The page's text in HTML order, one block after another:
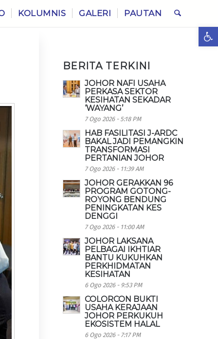
KOLUMNIS GALERI PAUTAN
BERITA TERKINI
JOHOR NAFI USAHA
PERKASA SEKTOR
KESIHATAN SEKADAR
‘WAYANG’
7 Ogo 2026 - 5:18 PM
HAB FASILITASI J-ARDC
BAKAL JADI PEMANGKIN
TRANSFORMASI
PERTANIAN JOHOR
7 Ogo 2026 - 11:39 AM
JOHOR GERAKKAN 96
PROGRAM GOTONG-
ROYONG BENDUNG
PENINGKATAN KES
DENGGI
7 Ogo 2026 - 11:00 AM
JOHOR LAKSANA
PELBAGAI IKHTIAR
BANTU KUKUHKAN
PERKHIDMATAN
KESIHATAN
6 Ogo 2026 - 9:53 PM
COLORCON BUKTI
USAHA KERAJAAN
JOHOR PERKUKUH
EKOSISTEM HALAL
6 Ogo 2026 - 7:17 PM